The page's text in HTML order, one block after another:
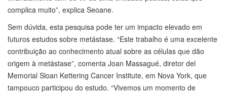
complica muito”, explica Seoane.
Sem dúvida, esta pesquisa pode ter um impacto elevado em
futuros estudos sobre metástase. “Este trabalho é uma excelente
contribuição ao conhecimento atual sobre as células que dão
origem à metástase”, comenta Joan Massagué, diretor del
Memorial Sloan Kettering Cancer Institute, em Nova York, que
tampouco participou do estudo. “Vivemos um momento de